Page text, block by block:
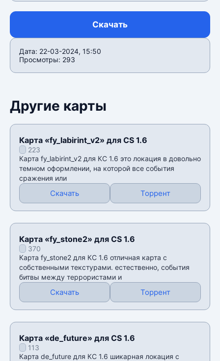
Скачать
Дата: 22-03-2024, 15:50
Просмотры: 293
Другие карты
Карта «fy_labirint_v2» для CS 1.6
223
Карта fy_labirint_v2 для КС 1.6 это локация в довольно
темном оформлении, на которой все события
сражения или
Скачать Торрент
Карта «fy_stone2» для CS 1.6
370
Карта fy_stone2 для КС 1.6 отличная карта с
собственными текстурами. естественно, события
битвы между террористами и
Скачать Торрент
Карта «de_future» для CS 1.6
113
Карта de_future для КС 1.6 шикарная локация с